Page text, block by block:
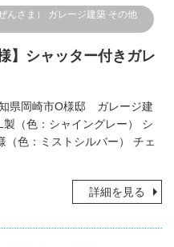
さま） ガレージ建築 その他
】シャッター付きガレ
県岡崎市O様邸 ガレージ建
色：シャイングレー） シ
色：ミストシルバー） チェ
詳細を見る